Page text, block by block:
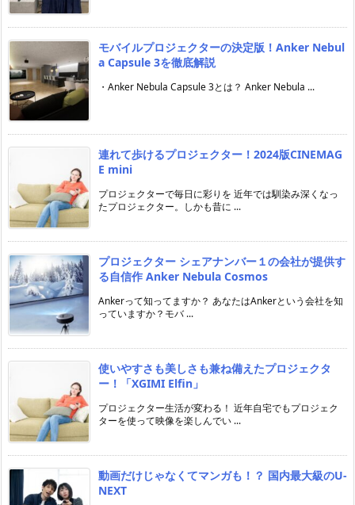
モバイルプロジェクターの決定版！Anker Nebul
a Capsule 3を徹底解説
・Anker Nebula Capsule 3とは？ Anker Nebula ...
連れて歩けるプロジェクター！2024版CINEMAG
E mini
プロジェクターで毎日に彩りを 近年では馴染み深くなっ
たプロジェクター。しかも昔に ...
プロジェクター シェアナンバー１の会社が提供す
る自信作 Anker Nebula Cosmos
Ankerって知ってますか？ あなたはAnkerという会社を知
っていますか？モバ ...
使いやすさも美しさも兼ね備えたプロジェクタ
ー！「XGIMI Elfin」
プロジェクター生活が変わる！ 近年自宅でもプロジェク
ターを使って映像を楽しんでい ...
動画だけじゃなくてマンガも！？ 国内最大級のU-
NEXT